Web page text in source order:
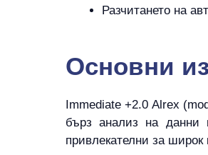
Разчитането на
Основни
Immediate +2.0 Alrex
бърз анализ на данни
привлекателни за широк